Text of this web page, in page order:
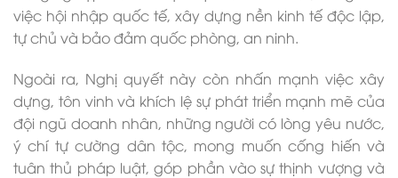
việc hội nhập quốc tế, xây dựng nền kinh tế độc lập,
tự chủ và bảo đảm quốc phòng, an ninh.
Ngoài ra, Nghị quyết này còn nhấn mạnh việc xây
dựng, tôn vinh và khích lệ sự phát triển mạnh mẽ của
đội ngũ doanh nhân, những người có lòng yêu nước,
ý chí tự cường dân tộc, mong muốn cống hiến và
tuân thủ pháp luật, góp phần vào sự thịnh vượng và